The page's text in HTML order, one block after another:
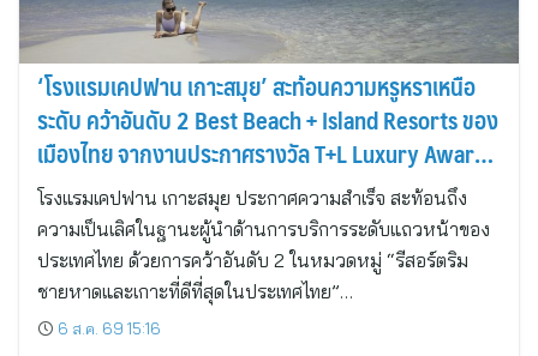
‘โรงแรมเคปฟาน เกาะสมุย’ สะท้อนความหรูหราเหนือ
ระดับ คว้าอันดับ 2 Best Beach + Island Resorts ของ
เมืองไทย จากงานประกาศรางวัล T+L Luxury Awards
Asia Pacific 2026
โรงแรมเคปฟาน เกาะสมุย ประกาศความสำเร็จ สะท้อนถึง
ความเป็นเลิศในฐานะผู้นำด้านการบริการระดับแถวหน้าของ
ประเทศไทย ด้วยการคว้าอันดับ 2 ในหมวดหมู่ “รีสอร์ตริม
ชายหาดและเกาะที่ดีที่สุดในประเทศไทย”…
6 ส.ค. 69 15:16